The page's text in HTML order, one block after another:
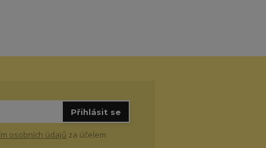
Přihlásit se
osobních údajů za účelem